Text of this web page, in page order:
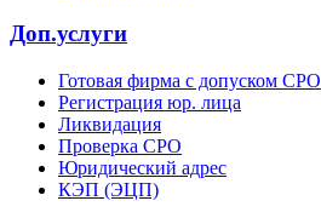
Доп.услуги
Готовая фирма с допуском СРО
Регистрация юр. лица
Ликвидация
Проверка СРО
Юридический адрес
КЭП (ЭЦП)